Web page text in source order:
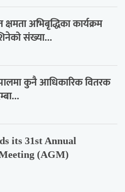
क्षमता अभिबृद्धिका कार्यक्रम
संख्या...
कुनै आधिकारिक वितरक
its 31st Annual
(AGM)